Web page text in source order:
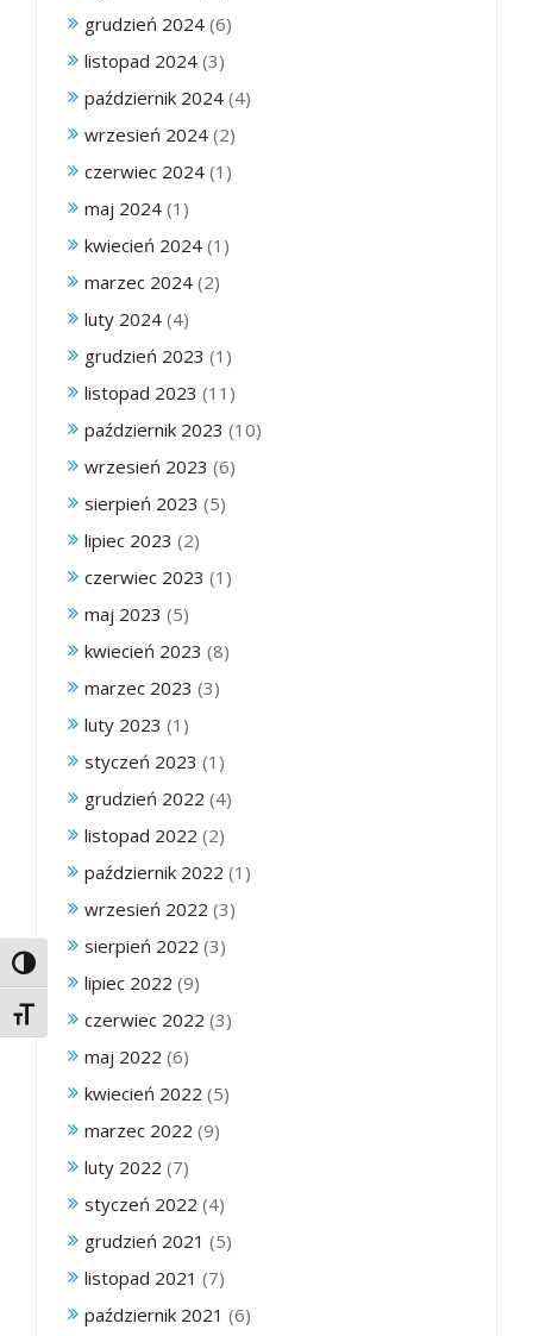
Toggle High Contrast
Toggle Font size
grudzień 2024 (6)
listopad 2024 (3)
październik 2024 (4)
wrzesień 2024 (2)
czerwiec 2024 (1)
maj 2024 (1)
kwiecień 2024 (1)
marzec 2024 (2)
luty 2024 (4)
grudzień 2023 (1)
listopad 2023 (11)
październik 2023 (10)
wrzesień 2023 (6)
sierpień 2023 (5)
lipiec 2023 (2)
czerwiec 2023 (1)
maj 2023 (5)
kwiecień 2023 (8)
marzec 2023 (3)
luty 2023 (1)
styczeń 2023 (1)
grudzień 2022 (4)
listopad 2022 (2)
październik 2022 (1)
wrzesień 2022 (3)
sierpień 2022 (3)
lipiec 2022 (9)
czerwiec 2022 (3)
maj 2022 (6)
kwiecień 2022 (5)
marzec 2022 (9)
luty 2022 (7)
styczeń 2022 (4)
grudzień 2021 (5)
listopad 2021 (7)
październik 2021 (6)